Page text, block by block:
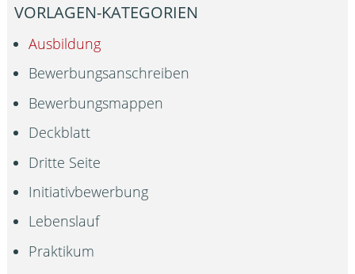
VORLAGEN-KATEGORIEN
Ausbildung
Bewerbungsanschreiben
Bewerbungsmappen
Deckblatt
Dritte Seite
Initiativbewerbung
Lebenslauf
Praktikum